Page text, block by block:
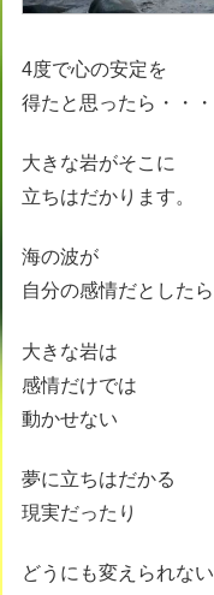
4度で心の安定を
得たと思ったら・・・
大きな岩がそこに
立ちはだかります。
海の波が
自分の感情だとしたら
大きな岩は
感情だけでは
動かせない
夢に立ちはだかる
現実だったり
どうにも変えられない